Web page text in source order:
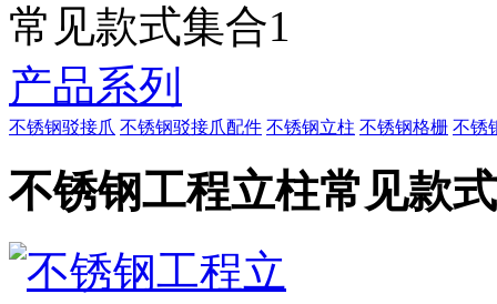
常见款式集合1
产品系列
不锈钢驳接爪 不锈钢驳接爪配件 不锈钢立柱 不锈钢格栅 不锈
不锈钢工程立柱常见款